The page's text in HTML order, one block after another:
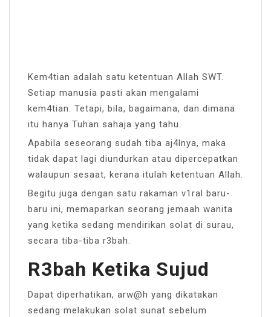
Kem4tian adalah satu ketentuan Allah SWT.
Setiap manusia pasti akan mengalami
kem4tian. Tetapi, bila, bagaimana, dan dimana
itu hanya Tuhan sahaja yang tahu.
Apabila seseorang sudah tiba aj4lnya, maka
tidak dapat lagi diundurkan atau dipercepatkan
walaupun sesaat, kerana itulah ketentuan Allah.
Begitu juga dengan satu rakaman v1ral baru-
baru ini, memaparkan seorang jemaah wanita
yang ketika sedang mendirikan solat di surau,
secara tiba-tiba r3bah.
R3bah Ketika Sujud
Dapat diperhatikan, arw@h yang dikatakan
sedang melakukan solat sunat sebelum